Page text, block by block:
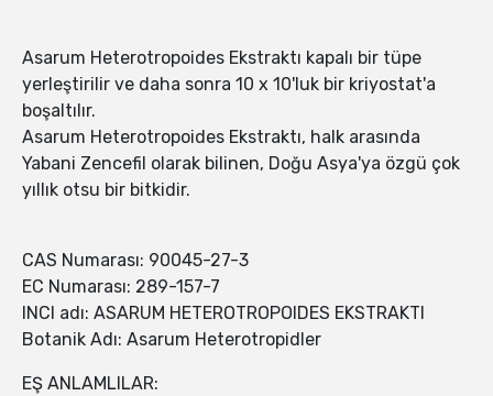
Asarum Heterotropoides Ekstraktı kapalı bir tüpe
yerleştirilir ve daha sonra 10 x 10'luk bir kriyostat'a
boşaltılır.
Asarum Heterotropoides Ekstraktı, halk arasında
Yabani Zencefil olarak bilinen, Doğu Asya'ya özgü çok
yıllık otsu bir bitkidir.
CAS Numarası: 90045-27-3
EC Numarası: 289-157-7
INCI adı: ASARUM HETEROTROPOIDES EKSTRAKTI
Botanik Adı: Asarum Heterotropidler
EŞ ANLAMLILAR: